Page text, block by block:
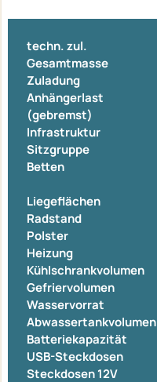
techn. zul.
Gesamtmasse
Zuladung
Anhängerlast
(gebremst)
Infrastruktur
Sitzgruppe
Betten
Liegeflächen
Radstand
Polster
Heizung
Kühlschrankvolumen
Gefriervolumen
Wasservorrat
Abwassertankvolumen
Batteriekapazität
USB-Steckdosen
Steckdosen 12V